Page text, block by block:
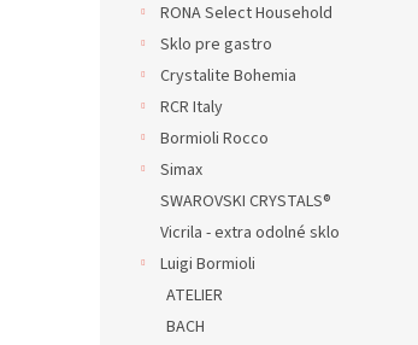
RONA Select Household
Sklo pre gastro
Crystalite Bohemia
RCR Italy
Bormioli Rocco
Simax
SWAROVSKI CRYSTALS®
Vicrila - extra odolné sklo
Luigi Bormioli
ATELIER
BACH